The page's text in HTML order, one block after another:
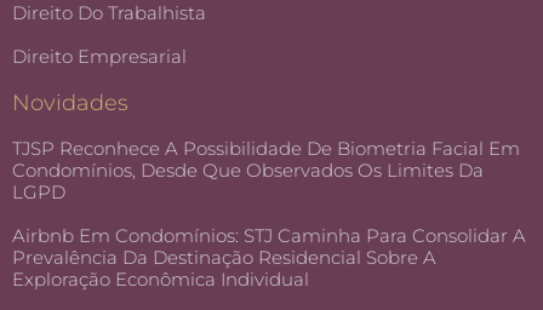
Direito Do Trabalhista
Direito Empresarial
Novidades
TJSP Reconhece A Possibilidade De Biometria Facial Em
Condomínios, Desde Que Observados Os Limites Da
LGPD
Airbnb Em Condomínios: STJ Caminha Para Consolidar A
Prevalência Da Destinação Residencial Sobre A
Exploração Econômica Individual